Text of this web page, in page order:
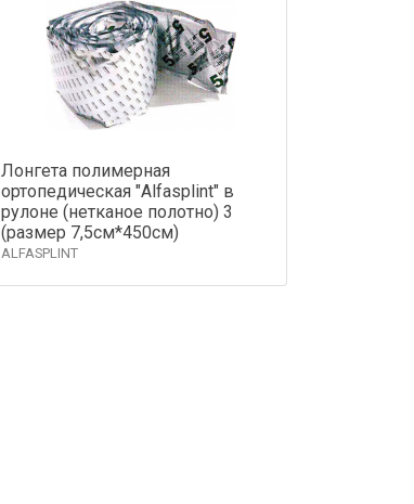
Лонгета полимерная
ортопедическая "Alfasplint" в
рулоне (нетканое полотно) 3
(размер 7,5см*450см)
ALFASPLINT